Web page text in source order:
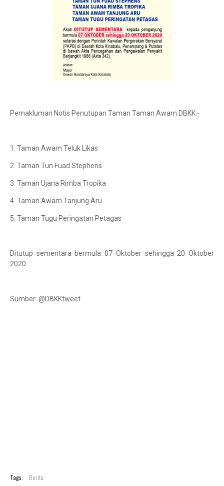
Pemakluman Notis Penutupan Taman Taman Awam DBKK:-
1. Taman Awam Teluk Likas
2. Taman Tun Fuad Stephens
3. Taman Ujana Rimba Tropika
4. Taman Awam Tanjung Aru
5. Taman Tugu Peringatan Petagas
Ditutup sementara bermula 07 Oktober sehingga 20 Oktober
2020.
Sumber: @DBKKtweet
Tags: Berita